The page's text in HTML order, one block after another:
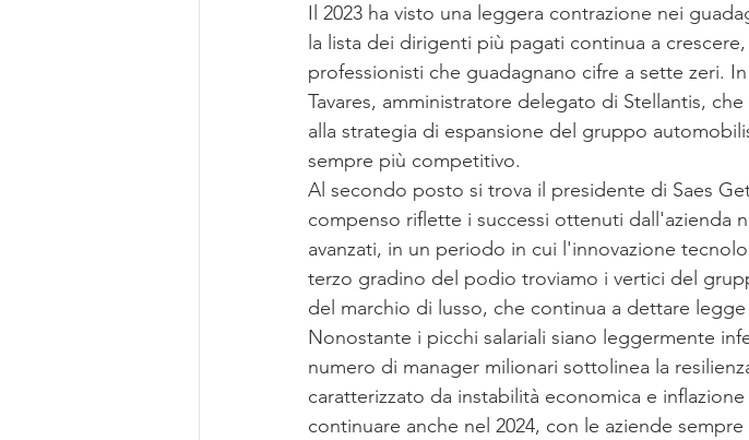
Il 2023 ha visto una leggera contrazione nei
la lista dei dirigenti più pagati continua a
professionisti che guadagnano cifre a sette zeri.
Tavares, amministratore delegato di Stellantis,
alla strategia di espansione del gruppo
sempre più competitivo.
Al secondo posto si trova il presidente di Saes
compenso riflette i successi ottenuti dall'azienda
avanzati, in un periodo in cui l'innovazione
terzo gradino del podio troviamo i vertici del
del marchio di lusso, che continua a dettare
Nonostante i picchi salariali siano leggermente
numero di manager milionari sottolinea la
caratterizzato da instabilità economica e
continuare anche nel 2024, con le aziende